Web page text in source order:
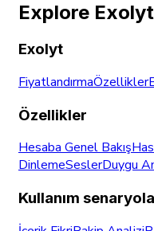
Explore Exolyt
Exolyt
FiyatlandırmaÖzellikler
Özellikler
Hesaba Genel Bakış
DinlemeSeslerDuygu
Kullanım